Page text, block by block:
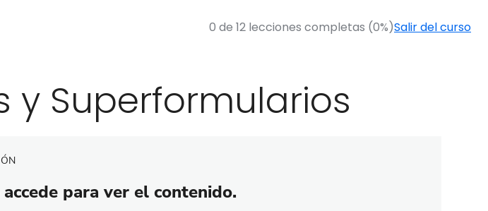
0 de 12 lecciones completas (0%)Salir del curso
y Superformularios
para ver el contenido.